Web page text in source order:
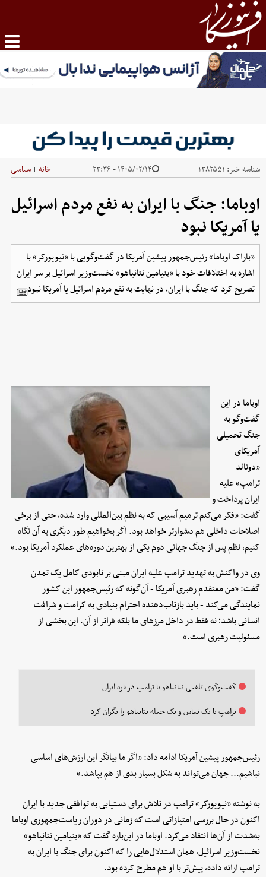
شناسه خبر: ۱۳۸۲۵۵۱ ۱۴۰۵/۰۲/۱۴ - ۲۳:۳۶ خانه | سیاسی
اوباما: جنگ با ایران به نفع مردم اسرائیل
یا آمریکا نبود
«باراک اوباما» رئیس‌جمهور پیشین آمریکا در گفت‌وگویی با «نیویورکر» با
اشاره به اختلافات خود با «بنیامین نتانیاهو» نخست‌وزیر اسرائیل بر سر ایران
تصریح کرد که جنگ با ایران، در نهایت به نفع مردم اسرائیل یا آمریکا نبود.
اوباما در این
گفت‌وگو به
جنگ تحمیلی
آمریکای
«دونالد
ترامپ» علیه
ایران پرداخت و
گفت: «فکر می‌کنم ترمیم آسیبی که به نظم بین‌المللی وارد شده، حتی از برخی
اصلاحات داخلی هم دشوارتر خواهد بود. اگر بخواهیم طور دیگری به آن نگاه
کنیم، نظم پس از جنگ جهانی دوم یکی از بهترین دوره‌های عملکرد آمریکا بود.»
وی در واکنش به تهدید ترامپ علیه ایران مبنی بر نابودی کامل یک تمدن
گفت: «من معتقدم رهبری آمریکا - آن‌گونه که رئیس‌جمهور این کشور
نمایندگی می‌کند - باید بازتاب‌دهنده احترام بنیادی به کرامت و شرافت
انسانی باشد؛ نه فقط در داخل مرزهای ما بلکه فراتر از آن. این بخشی از
مسئولیت رهبری است.»
گفت‌وگوی تلفنی نتانیاهو با ترامپ درباره ایران
ترامپ با یک تماس و یک جمله نتانیاهو را نگران کرد
رئیس‌جمهور پیشین آمریکا ادامه داد: «اگر ما بیانگر این ارزش‌های اساسی
نباشیم... جهان می‌تواند به شکل بسیار بدی از هم بپاشد.»
به نوشته «نیویورکر» ترامپ در تلاش برای دستیابی به توافقی جدید با ایران
اکنون در حال بررسی امتیازاتی است که زمانی در دوران ریاست‌جمهوری اوباما
به‌شدت از آن‌ها انتقاد می‌کرد. اوباما در این‌باره گفت که «بنیامین نتانیاهو»
نخست‌وزیر اسرائیل، همان استدلال‌هایی را که اکنون برای جنگ با ایران به
ترامپ ارائه داده، پیش‌تر با او هم مطرح کرده بود.